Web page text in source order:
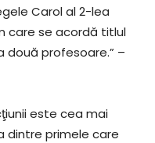
Carol al 2-lea
care se acordă titlul
două profesoare.” –
este cea mai
dintre primele care